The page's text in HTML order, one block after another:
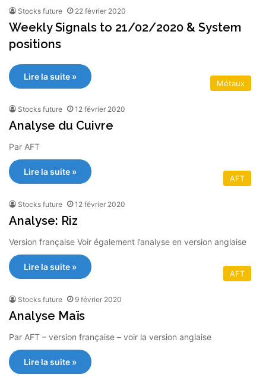
Stocks future 22 février 2020
Weekly Signals to 21/02/2020 & System
positions
Lire la suite »
Métaux
Stocks future 12 février 2020
Analyse du Cuivre
Par AFT
Lire la suite »
AFT
Stocks future 12 février 2020
Analyse: Riz
Version française Voir également l’analyse en version anglaise
Lire la suite »
AFT
Stocks future 9 février 2020
Analyse Maïs
Par AFT – version française – voir la version anglaise
Lire la suite »